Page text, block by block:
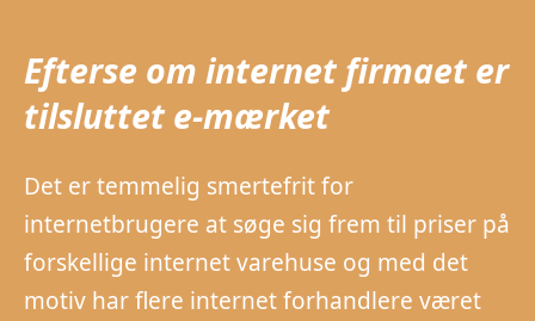
Efterse om internet firmaet er
tilsluttet e-mærket
Det er temmelig smertefrit for
internetbrugere at søge sig frem til priser på
forskellige internet varehuse og med det
motiv har flere internet forhandlere været